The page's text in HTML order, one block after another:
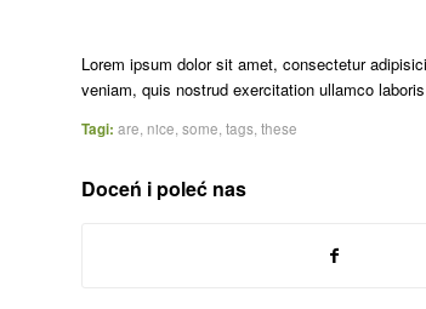
Lorem ipsum dolor sit amet, consectetur
veniam, quis nostrud exercitation ullamco
Tagi: are, nice,some,tags,these
Doceń i poleć nas